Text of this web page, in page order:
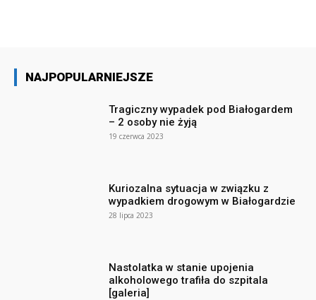
NAJPOPULARNIEJSZE
Tragiczny wypadek pod Białogardem
– 2 osoby nie żyją
19 czerwca 2023
Kuriozalna sytuacja w związku z
wypadkiem drogowym w Białogardzie
28 lipca 2023
Nastolatka w stanie upojenia
alkoholowego trafiła do szpitala
[galeria]